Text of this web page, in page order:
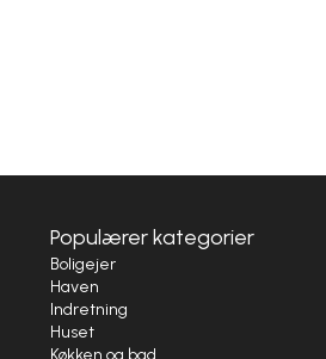
Populærer kategorier
Boligejer
Haven
Indretning
Huset
Køkken og bad